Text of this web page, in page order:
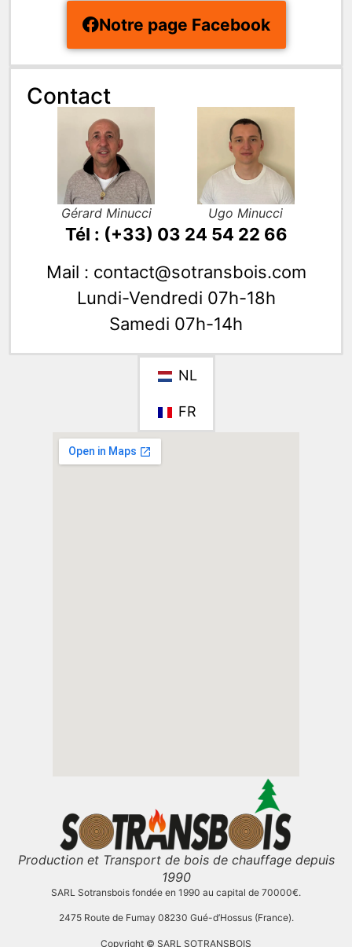
Notre page Facebook
Contact
Gérard Minucci Ugo Minucci
Tél : (+33) 03 24 54 22 66
Mail : contact@sotransbois.com
Lundi-Vendredi 07h-18h
Samedi 07h-14h
NL
FR
Production et Transport de bois de chauffage depuis
1990
SARL Sotransbois fondée en 1990 au capital de 70000€.
2475 Route de Fumay 08230 Gué-d’Hossus (France).
Copyright © SARL SOTRANSBOIS